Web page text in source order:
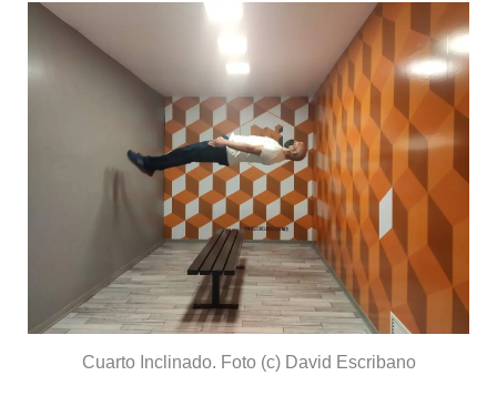
Cuarto Inclinado. Foto (c) David Escribano